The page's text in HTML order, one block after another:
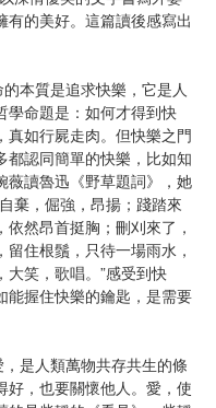
的美好。這篇讀後感寫出
本質是追求快樂，它是人
學命題是：如何才得到快
真如行屍走肉。但快樂之門
都認同簡單的快樂，比如知
薇讀魯迅《野草題詞》，她
棄，倔強，昂揚；踐踏來
然昂首挺胸；刪刈來了，
住根鬚，只待一場雨水，
笑，歌唱。”感受到快
能握住快樂的鑰匙，是需要
是人類萬物共存共生的條
好，也要關懷他人。愛，使